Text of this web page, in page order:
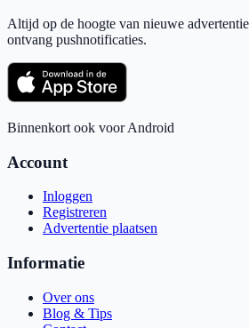
Altijd op de hoogte van nieuwe
ontvang pushnotificaties.
Binnenkort ook voor Android
Account
Inloggen
Registreren
Advertentie plaatsen
Informatie
Over ons
Blog & Tips